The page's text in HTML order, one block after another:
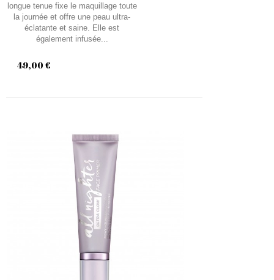
longue tenue fixe le maquillage toute
la journée et offre une peau ultra-
éclatante et saine. Elle est
également infusée...
49,00 €